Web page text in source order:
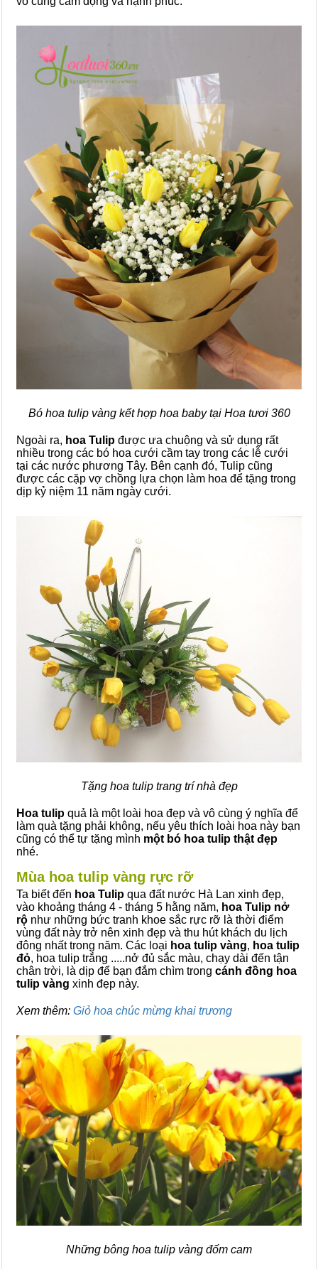
Bó hoa tulip vàng kết hợp hoa baby tại Hoa tươi 360
Ngoài ra, hoa Tulip được ưa chuộng và sử dụng rất
nhiều trong các bó hoa cưới cầm tay trong các lễ cưới
tại các nước phương Tây. Bên cạnh đó, Tulip cũng
được các cặp vợ chồng lựa chọn làm hoa để tặng trong
dịp kỷ niệm 11 năm ngày cưới.
Tặng hoa tulip trang trí nhà đẹp
Hoa tulip quả là một loài hoa đẹp và vô cùng ý nghĩa để
làm quà tặng phải không, nếu yêu thích loài hoa này bạn
cũng có thể tự tặng mình một bó hoa tulip thật đẹp
nhé.
Mùa hoa tulip vàng rực rỡ
Ta biết đến hoa Tulip qua đất nước Hà Lan xinh đẹp,
vào khoảng tháng 4 - tháng 5 hằng năm, hoa Tulip nở
rộ như những bức tranh khoe sắc rực rỡ là thời điểm
vùng đất này trở nên xinh đẹp và thu hút khách du lịch
đông nhất trong năm. Các loại hoa tulip vàng, hoa tulip
đỏ, hoa tulip trắng .....nở đủ sắc màu, chạy dài đến tận
chân trời, là dịp để bạn đắm chìm trong cánh đồng hoa
tulip vàng xinh đẹp này.
Xem thêm: Giỏ hoa chúc mừng khai trương
Những bông hoa tulip vàng đốm cam